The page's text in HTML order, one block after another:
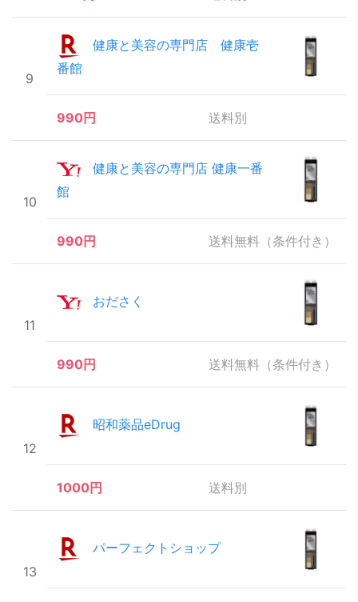
9
健康と美容の専門店 健康壱
番館
990円 送料別
10
健康と美容の専門店 健康一番
館
990円 送料無料（条件付き）
11
おださく
990円 送料無料（条件付き）
12
昭和薬品eDrug
1000円 送料別
13
パーフェクトショップ